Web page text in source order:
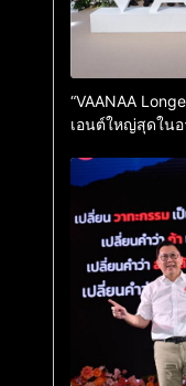
“VAANAA
เอนต์ใหญ่สุดใน